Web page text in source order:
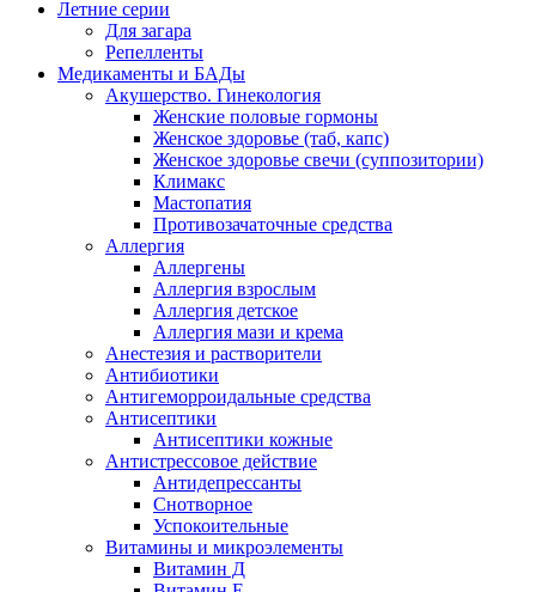
Летние серии
Для загара
Репелленты
Медикаменты и БАДы
Акушерство. Гинекология
Женские половые гормоны
Женское здоровье (таб, капс)
Женское здоровье свечи (суппозитории)
Климакс
Мастопатия
Противозачаточные средства
Аллергия
Аллергены
Аллергия взрослым
Аллергия детское
Аллергия мази и крема
Анестезия и растворители
Антибиотики
Антигеморроидальные средства
Антисептики
Антисептики кожные
Антистрессовое действие
Антидепрессанты
Снотворное
Успокоительные
Витамины и микроэлементы
Витамин Д